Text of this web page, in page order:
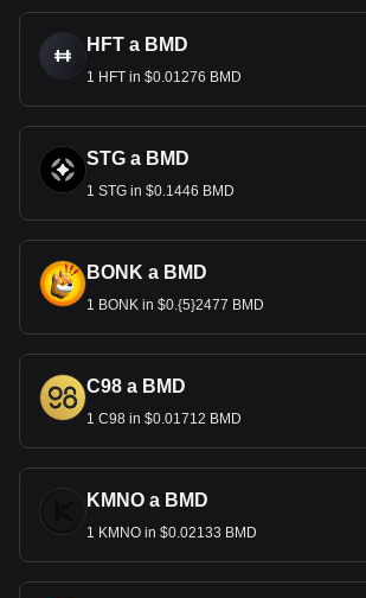
HFT a BMD
1 HFT in $0.01276 BMD
STG a BMD
1 STG in $0.1446 BMD
BONK a BMD
1 BONK in $0.{5}2477 BMD
C98 a BMD
1 C98 in $0.01712 BMD
KMNO a BMD
1 KMNO in $0.02133 BMD